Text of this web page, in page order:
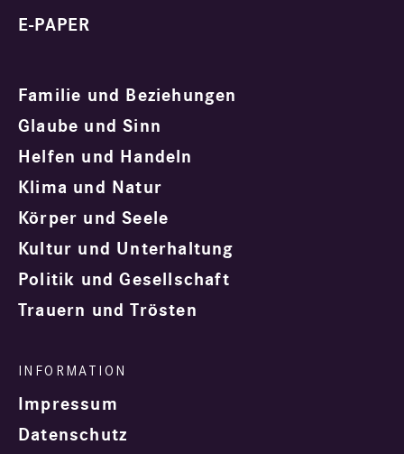
E-PAPER
Familie und Beziehungen
Glaube und Sinn
Helfen und Handeln
Klima und Natur
Körper und Seele
Kultur und Unterhaltung
Politik und Gesellschaft
Trauern und Trösten
Impressum
Datenschutz